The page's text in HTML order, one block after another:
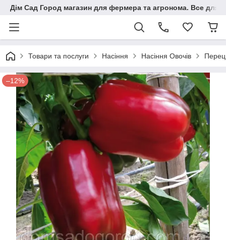
Дім Сад Город магазин для фермера та агронома. Все для
Товари та послуги Насіння Насіння Овочів
–12%